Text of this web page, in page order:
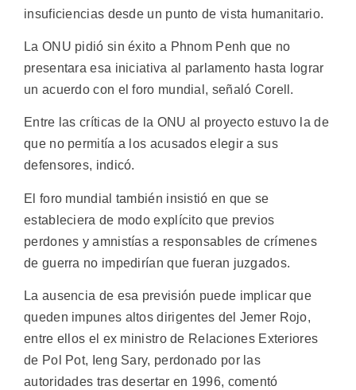
insuficiencias desde un punto de vista humanitario.
La ONU pidió sin éxito a Phnom Penh que no
presentara esa iniciativa al parlamento hasta lograr
un acuerdo con el foro mundial, señaló Corell.
Entre las críticas de la ONU al proyecto estuvo la de
que no permitía a los acusados elegir a sus
defensores, indicó.
El foro mundial también insistió en que se
estableciera de modo explícito que previos
perdones y amnistías a responsables de crímenes
de guerra no impedirían que fueran juzgados.
La ausencia de esa previsión puede implicar que
queden impunes altos dirigentes del Jemer Rojo,
entre ellos el ex ministro de Relaciones Exteriores
de Pol Pot, Ieng Sary, perdonado por las
autoridades tras desertar en 1996, comentó